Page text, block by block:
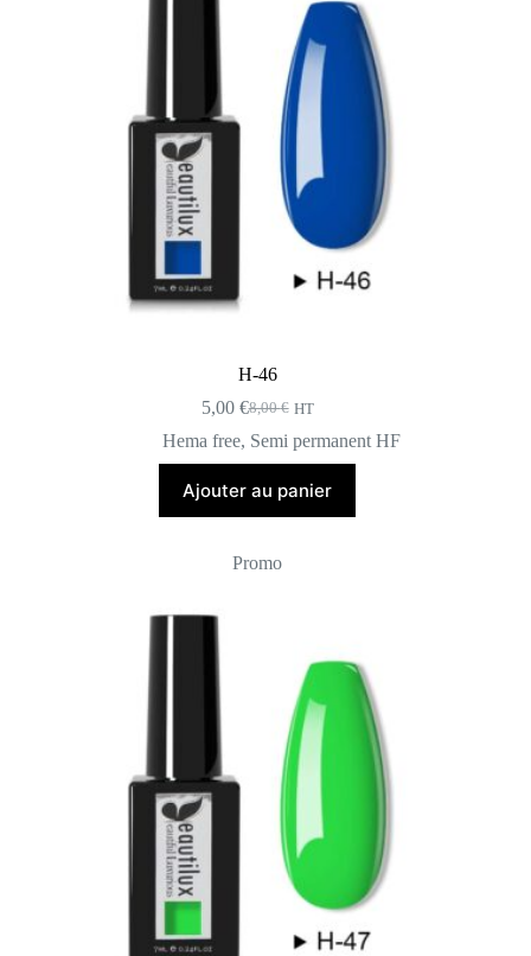
H-46
8,00€
Le
prix
initial
8,00 €.
5,00 €Le
prix
actuel
5,00 €.
HT
Hema free, Semi permanent HF
Ajouter au panier
Promo